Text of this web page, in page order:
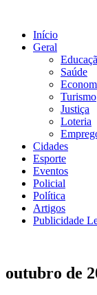
conteúdo
Início
Geral
Saúde
Turismo
Justiça
Loteria
Cidades
Esporte
Eventos
Policial
Política
Artigos
Publicidade
outubro de